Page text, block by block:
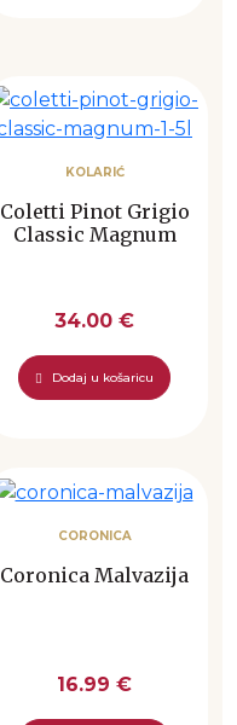
KOLARIĆ
Coletti Pinot Grigio
Classic Magnum
34.00 €
Dodaj u košaricu
CORONICA
Coronica Malvazija
16.99 €